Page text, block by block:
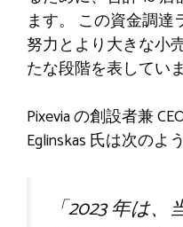
ます。 この資金調達
努力とより大きな小
たな段階を表してい
Pixevia の創設者兼
Eglinskas 氏は次のよ
「2023 年は